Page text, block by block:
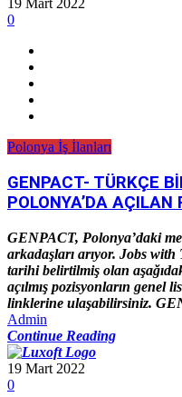
19 Mart 2022
0
Polonya İş İlanları
GENPACT- TÜRKÇE
POLONYA’DA AÇILAN
GENPACT, Polonya’daki
arkadaşları arıyor. Jobs
tarihi belirtilmiş olan
açılmış pozisyonların genel
linklerine ulaşabilirsiniz.
Admin
Continue Reading
19 Mart 2022
0